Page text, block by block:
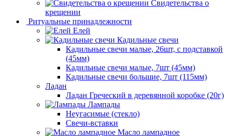
Свидетельства о
крещении
Ритуальные принадлежности
Елей
Кадильные свечи
Кадильные свечи малые, 26шт, с подставкой
(45мм)
Кадильные свечи малые, 7шт (45мм)
Кадильные свечи большие, 7шт (115мм)
Ладан
Ладан Греческий в деревянной коробке (20г)
Лампады
Неугасимые (стекло)
Свечи-вставки
Масло лампадное